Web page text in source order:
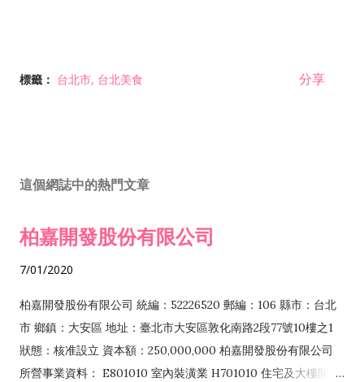
標籤： 台北市 台北美食 分享
這個網誌中的熱門文章
柏嘉開發股份有限公司
7/01/2020
柏嘉開發股份有限公司 統編：52226520 郵編：106 縣市：台北
市 鄉鎮：大安區 地址：臺北市大安區敦化南路2段77號10樓之1
狀態：核准設立 資本額：250,000,000 柏嘉開發股份有限公司
所營事業資料： E801010 室內裝潢業 H701010 住宅及大樓開發